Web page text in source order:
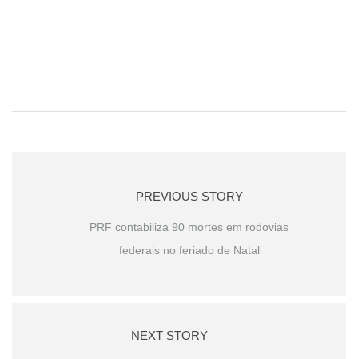
PREVIOUS STORY
PRF contabiliza 90 mortes em rodovias
federais no feriado de Natal
NEXT STORY